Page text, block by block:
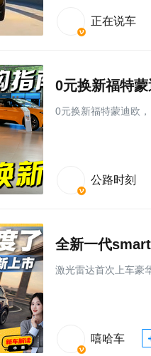
正在说车
0元换新福特
0元换新福特蒙迪欧
公路时刻
激光雷达⾸次上⻋豪
嘻哈车